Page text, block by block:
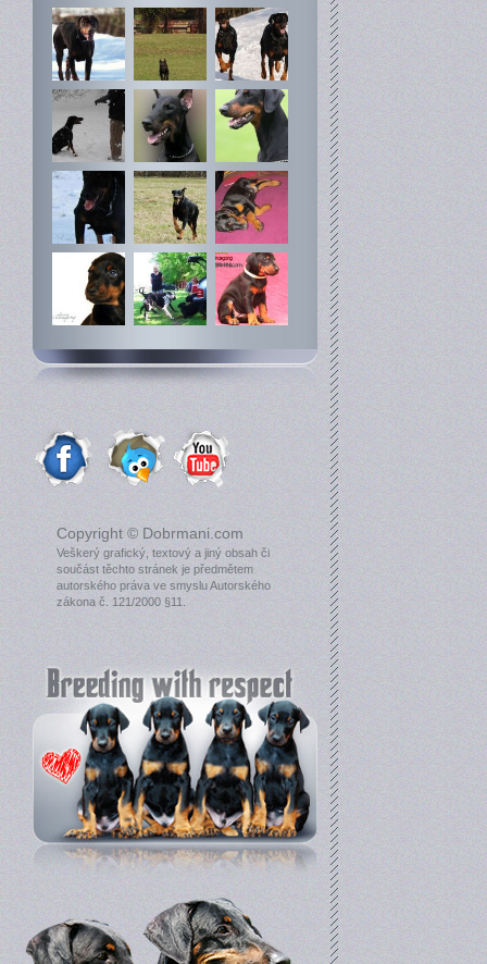
Copyright © Dobrmani.com
Veškerý grafický, textový a jiný obsah či
součást těchto stránek je předmětem
autorského práva ve smyslu Autorského
zákona č. 121/2000 §11.